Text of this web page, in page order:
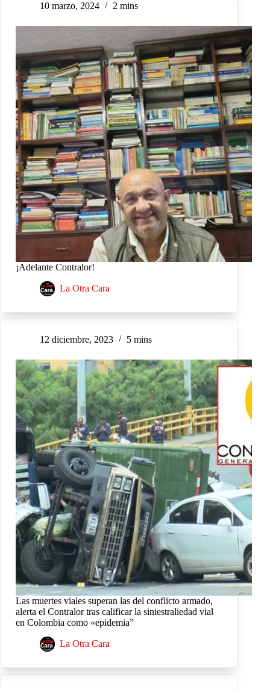
10 marzo, 2024 2 mins
¡Adelante Contralor!
La Otra Cara
12 diciembre, 2023 5 mins
Las muertes viales superan las del conflicto armado,
alerta el Contralor tras calificar la siniestraliedad vial
en Colombia como «epidemia”
La Otra Cara